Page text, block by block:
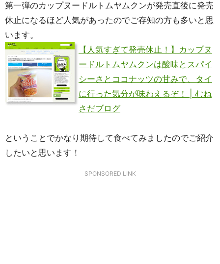
第一弾のカップヌードルトムヤムクンが発売直後に発売
休止になるほど人気があったのでご存知の方も多いと思
います。
【人気すぎて発売休止！】カップヌ
ードルトムヤムクンは酸味とスパイ
シーさとココナッツの甘みで、タイ
に行った気分が味わえるぞ！ | むね
さだブログ
ということでかなり期待して食べてみましたのでご紹介
したいと思います！
SPONSORED LINK